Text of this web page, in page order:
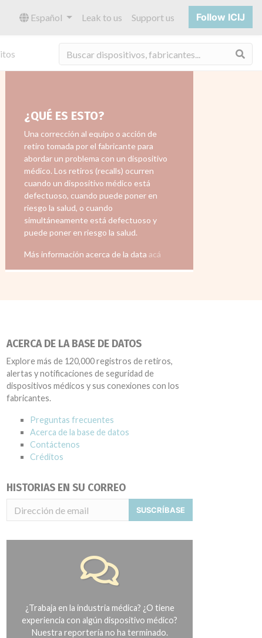
Español Leak to us Support us Follow ICIJ
¿QUÉ ES ESTO?
Una corrección al equipo o acción de
retiro tomada por el fabricante para
abordar un problema con un dispositivo
médico. Los retiros (recalls) ocurren
cuando un dispositivo médico está
defectuoso, cuando puede poner en
riesgo la salud, o cuando
simultáneamente está defectuoso y
puede poner en riesgo la salud.
Más información acerca de la data acá
ACERCA DE LA BASE DE DATOS
Explore más de 120,000 registros de retiros,
alertas y notificaciones de seguridad de
dispositivos médicos y sus conexiones con los
fabricantes.
Preguntas frecuentes
Acerca de la base de datos
Contáctenos
Créditos
HISTORIAS EN SU CORREO
SUSCRÍBASE
¿Trabaja en la industria médica? ¿O tiene
experiencia con algún dispositivo médico?
Nuestra reportería no ha terminado.